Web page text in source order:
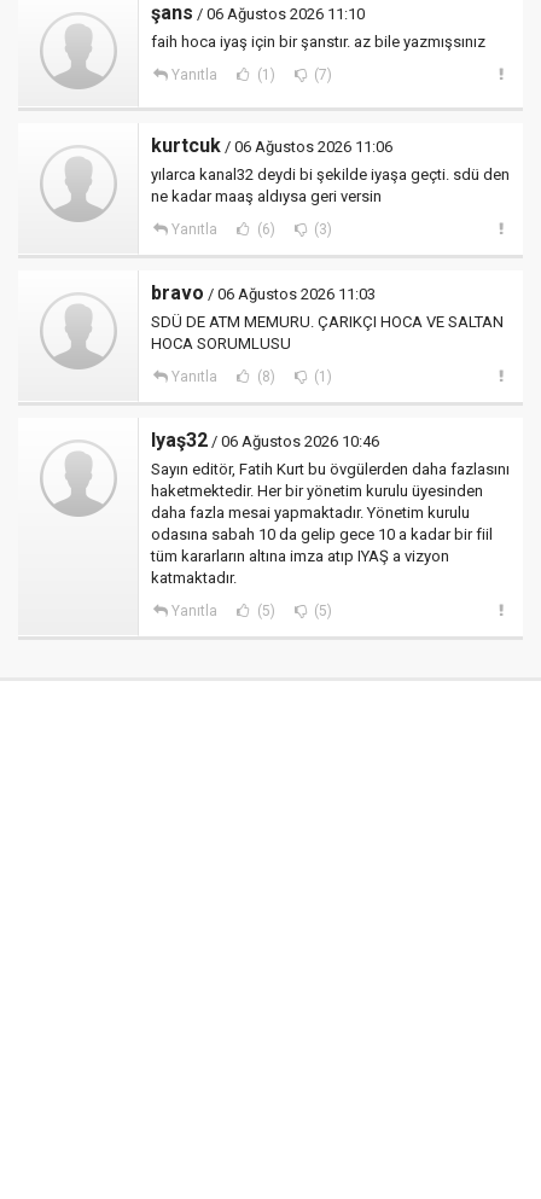
şans / 06 Ağustos 2026 11:10
faih hoca iyaş için bir şanstır. az bile yazmışsınız
Yanıtla (1) (7)
kurtcuk / 06 Ağustos 2026 11:06
yılarca kanal32 deydi bi şekilde iyaşa geçti. sdü den
ne kadar maaş aldıysa geri versin
Yanıtla (6) (3)
bravo / 06 Ağustos 2026 11:03
SDÜ DE ATM MEMURU. ÇARIKÇI HOCA VE SALTAN
HOCA SORUMLUSU
Yanıtla (8) (1)
Iyaş32 / 06 Ağustos 2026 10:46
Sayın editör, Fatih Kurt bu övgülerden daha fazlasını
haketmektedir. Her bir yönetim kurulu üyesinden
daha fazla mesai yapmaktadır. Yönetim kurulu
odasına sabah 10 da gelip gece 10 a kadar bir fiil
tüm kararların altına imza atıp IYAŞ a vizyon
katmaktadır.
Yanıtla (5) (5)